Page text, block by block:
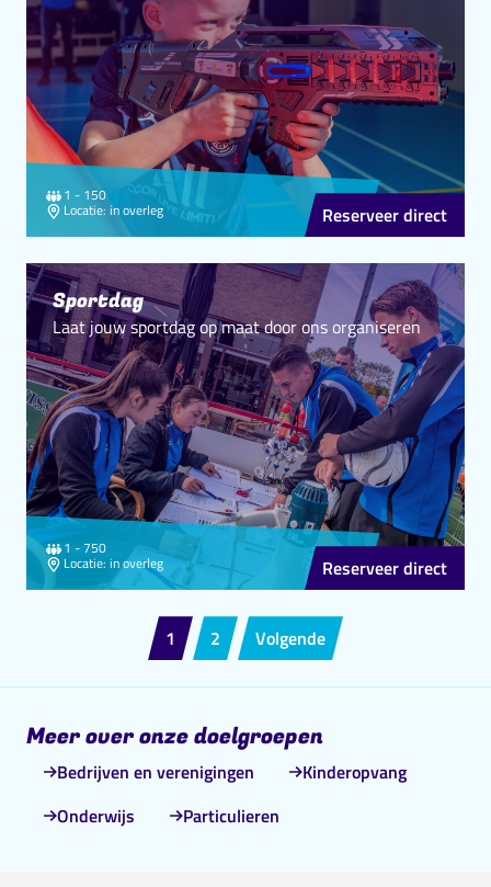
1 - 150personen
Locatie
Locatie: in overleg Reserveer direct
Sportdag
Laat jouw sportdag op maat door ons organiseren
1 - 750personen
Locatie
Locatie: in overleg Reserveer direct
1 2 Volgende
Meer over onze doelgroepen
Bedrijven en verenigingen
Kinderopvang
Onderwijs
Particulieren